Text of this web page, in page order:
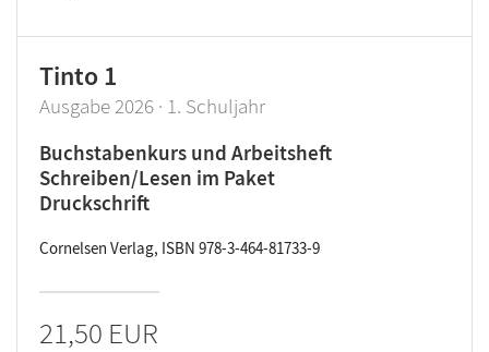
Tinto 1
Ausgabe 2026 · 1. Schuljahr
Buchstabenkurs und Arbeitsheft
Schreiben/Lesen im Paket
Druckschrift
Cornelsen Verlag, ISBN 978-3-464-81733-9
21,50 EUR